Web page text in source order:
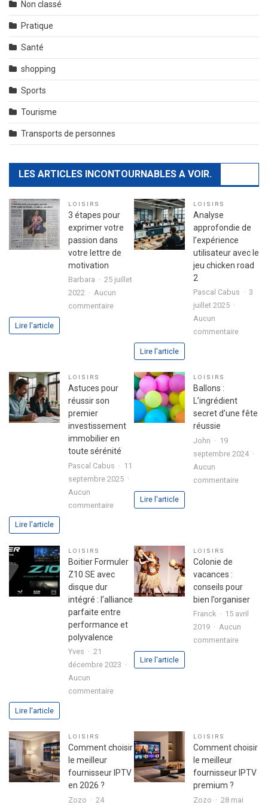
Non classé
Pratique
Santé
shopping
Sports
Tourisme
Transports de personnes
LES ARTICLES INCONTOURNABLES A VOIR.
LOISIRS
3 étapes pour
exprimer votre
passion dans
votre lettre de
motivation
Barbara
25 juillet
2022
Aucun
commentairesur
exprimer
passion
lettre
de
motivation
Lire l'article
LOISIRS
Analyse
approfondie de
l’expérience
utilisateur avec le
jeu chicken road
2
Pascal Cabus
3
juillet 2025
Aucun
commentairesur
avec
chicken
Lire l'article
LOISIRS
Astuces pour
réussir son
premier
investissement
immobilier en
toute sérénité
Pascal Cabus
11
septembre 2025
Aucun
commentairesur
réussir
son
premier
investissement
immobilier
en
toute
Lire l'article
LOISIRS
Ballons :
L’ingrédient
secret d’une fête
réussie
John
19
septembre 2024
Aucun
commentairesur
Lire l'article
LOISIRS
Boitier Formuler
Z10 SE avec
disque dur
intégré : l’alliance
parfaite entre
performance et
polyvalence
Yves
21
décembre 2023
Aucun
commentairesur
SE
disque
Lire l'article
LOISIRS
Colonie de
vacances :
conseils pour
bien l’organiser
Franck
15 avril
2019
Aucun
commentairesur
Lire l'article
LOISIRS
Comment choisir
le meilleur
fournisseur IPTV
en 2026 ?
Zozo
24
LOISIRS
Comment choisir
le meilleur
fournisseur IPTV
premium ?
Zozo
28 mai